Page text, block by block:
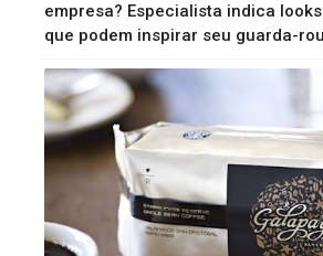
empresa? Especialista indica
que podem inspirar seu guarda-